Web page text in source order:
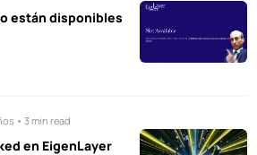
están disponibles
• 3 min read
en EigenLayer